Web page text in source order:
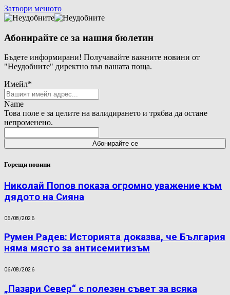
Затвори менюто
Абонирайте се за нашия бюлетин
Бъдете информирани! Получавайте важните новини от
"Неудобните" директно във вашата поща.
Имейл*
Name
Това поле е за целите на валидирането и трябва да остане
непроменено.
Горещи новини
Николай Попов показа огромно уважение към
дядото на Сияна
06/08/2026
Румен Радев: Историята доказва, че България
няма място за антисемитизъм
06/08/2026
„Пазари Север“ с полезен съвет за всяка